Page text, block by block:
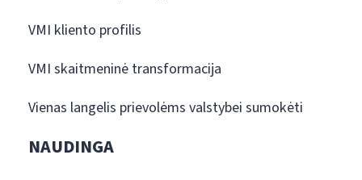
VMI kliento profilis
VMI skaitmeninė transformacija
Vienas langelis prievolėms valstybei sumokėti
NAUDINGA